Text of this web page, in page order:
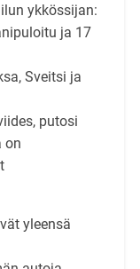
ykkössijan:
ja 17
Sveitsi ja
putosi
on
yleensä